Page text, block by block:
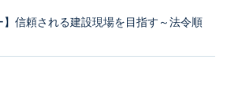
】信頼される建設現場を目指す～法令順